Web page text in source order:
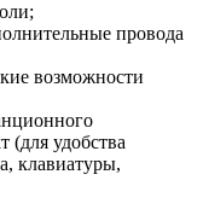
провода
возможности
(для удобства
клавиатуры,